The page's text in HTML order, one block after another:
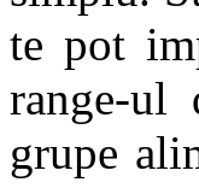
te pot
range-ul
grupe